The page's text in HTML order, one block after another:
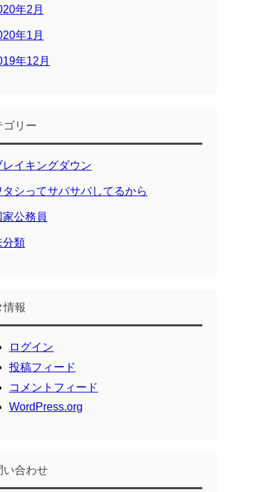
年2月
年1月
年12月
ゴリー
レイキングダウン
タシってサバサバしてるから
家公務員
分類
情報
ログイン
投稿フィード
コメントフィード
WordPress.org
い合わせ